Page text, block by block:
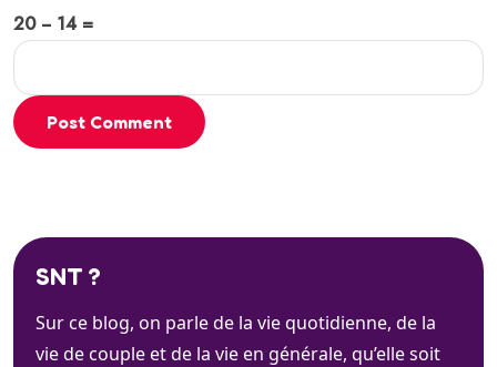
20 − 14 =
Post Comment
SNT ?
Sur ce blog, on parle de la vie quotidienne, de la
vie de couple et de la vie en générale, qu’elle soit